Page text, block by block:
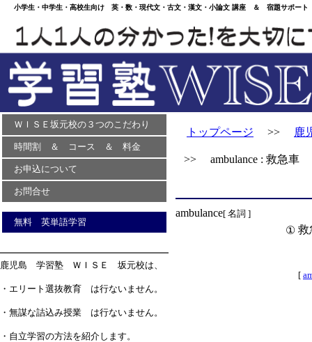
小学生・中学生・高校生向け 英・数・現代文・古文・漢文・小論文 講座 ＆ 宿題サポー
ＷＩＳＥ坂元校の３つのこだわり
時間割 ＆ コース ＆ 料金
お申込について
お問合せ
無料 英単語学習
鹿児島 学習塾 ＷＩＳＥ 坂元校は、
・エリート選抜教育 は行ないません。
・無謀な詰込み授業 は行ないません。
・自立学習の方法を紹介します。
トップページ >> 鹿
>> ambulance : 救急車
ambulance[ 名詞 ]
① 救
[